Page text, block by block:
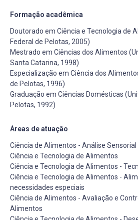
Formação acadêmica
Doutorado em Ciência e Tecnologia de
Federal de Pelotas, 2005)
Mestrado em Ciências dos Alimentos
Santa Catarina, 1998)
Especialização em Ciência dos
de Pelotas, 1996)
Graduação em Ciências Domésticas
Pelotas, 1992)
Áreas de atuação
Ciência de Alimentos - Análise
Ciência e Tecnologia de Alimentos
Ciência e Tecnologia de Alimentos -
Ciência e Tecnologia de Alimentos -
necessidades especiais
Ciência de Alimentos - Avaliação e
Alimentos